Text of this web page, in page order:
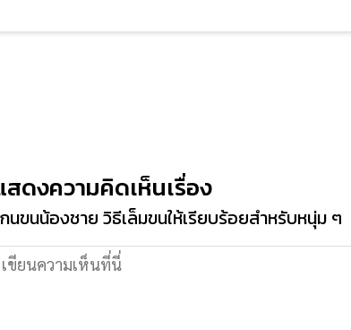
สดงความคิดเห็นเรื่อง
นขนน้องชาย วิธีเล็มขนให้เรียบร้อยสำหรับหนุ่ม ๆ